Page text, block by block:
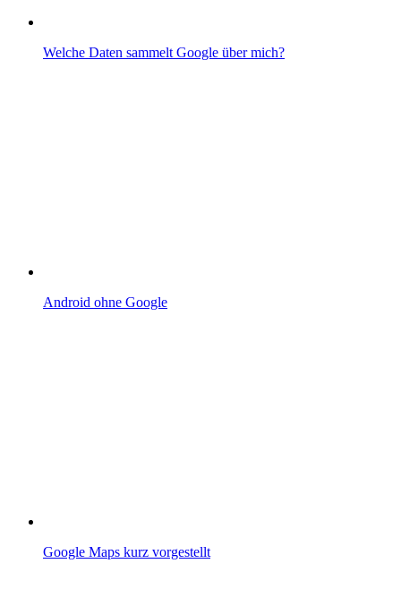
Welche Daten sammelt Google über mich?
Android ohne Google
Google Maps kurz vorgestellt